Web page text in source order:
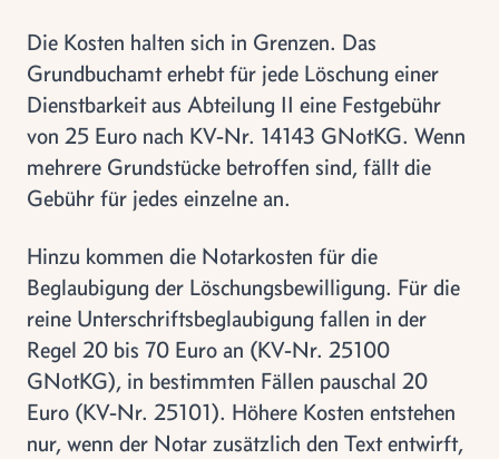
Die Kosten halten sich in Grenzen. Das
Grundbuchamt erhebt für jede Löschung einer
Dienstbarkeit aus Abteilung II eine Festgebühr
von 25 Euro nach KV-Nr. 14143 GNotKG. Wenn
mehrere Grundstücke betroffen sind, fällt die
Gebühr für jedes einzelne an.
Hinzu kommen die Notarkosten für die
Beglaubigung der Löschungsbewilligung. Für die
reine Unterschriftsbeglaubigung fallen in der
Regel 20 bis 70 Euro an (KV-Nr. 25100
GNotKG), in bestimmten Fällen pauschal 20
Euro (KV-Nr. 25101). Höhere Kosten entstehen
nur, wenn der Notar zusätzlich den Text entwirft,